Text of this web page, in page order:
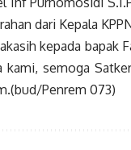
dari Kepala
kepada bapak
kami, semoga
Penrem 073)